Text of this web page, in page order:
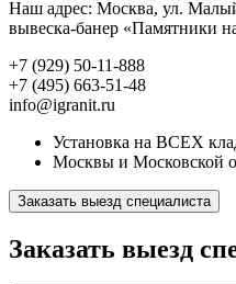
Наш адрес: Москва, ул.
вывеска-банер «Памятники
+7 (929) 50-11-888
+7 (495) 663-51-48
info@igranit.ru
Установка на ВСЕХ
Москвы и Московской
Заказать выезд специалиста
Заказать выезд